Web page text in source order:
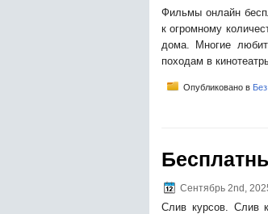
Фильмы онлайн
к огромному
дома. Многие
походам в
Опубликовано в
Сентябрь 2nd,
Слив курсов. Слив